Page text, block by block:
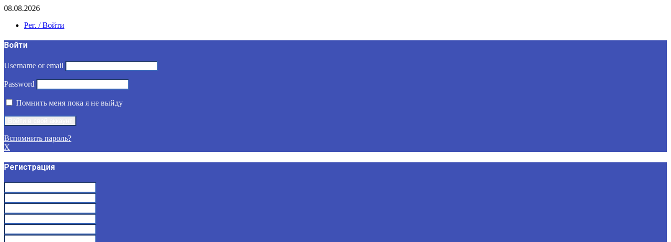
08.08.2026
Рег. / Войти
Войти
Username or email
Password
Помнить меня пока я не выйду
Вспомнить пароль?
X
Регистрация